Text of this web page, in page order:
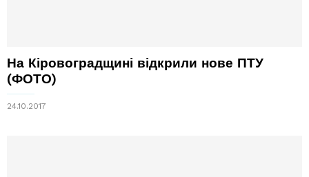
На Кіровоградщині відкрили нове ПТУ
(ФОТО)
24.10.2017